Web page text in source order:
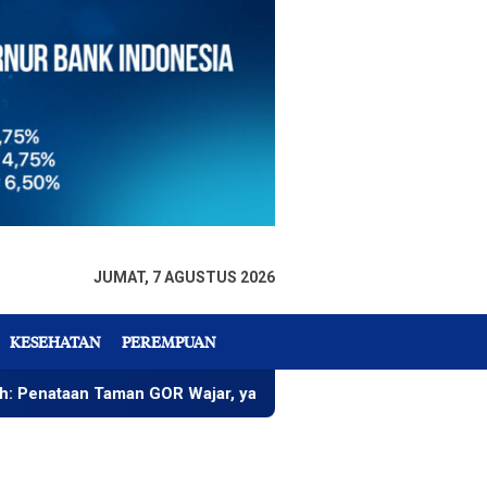
JUMAT, 7 AGUSTUS 2026
KESEHATAN PEREMPUAN
GOR Wajar, yang Penting Pohon Tua Diganti Bertahap